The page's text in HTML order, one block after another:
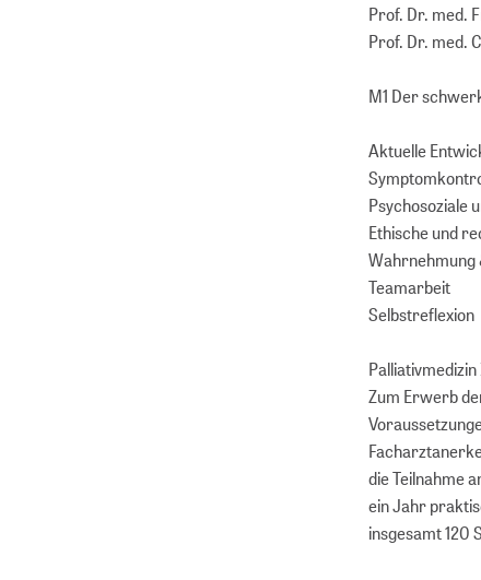
Prof. Dr. med.
Prof. Dr. med.
M1 Der
Aktuelle
Psychosoziale
Ethische und
Wahrnehmung
Teamarbeit
Selbstreflexion
Zum Erwerb
die Teilnahme
ein Jahr
insgesamt 120